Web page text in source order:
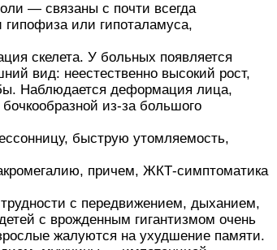
— связаны с почти всегда
или гипоталамуса,
скелета. У больных появляется
вид: неестественно высокий рост,
Наблюдается деформация лица,
из-за большого
быструю утомляемость,
причем, ЖКТ-симптоматика
с передвижением, дыханием,
с врожденным гигантизмом очень
жалуются на ухудшение памяти.